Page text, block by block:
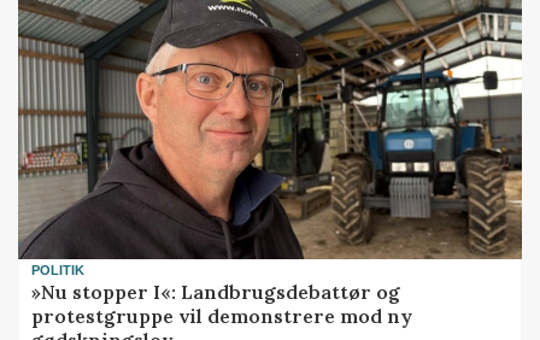
POLITIK
»Nu stopper I«: Landbrugsdebattør og
protestgruppe vil demonstrere mod ny